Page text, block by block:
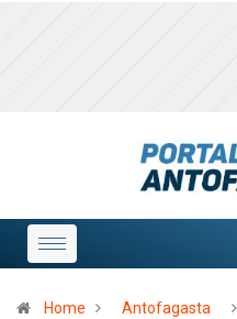
Home Antofagasta